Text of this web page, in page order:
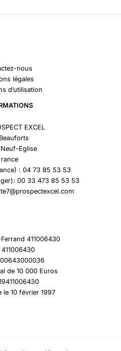
nous
légales
d’utilisation
EXCEL
Eglise
: 04 73 85 53 53
00 33 473 85 53 53
411006430
411006430
de 10 000 Euros
le 10 février 1997